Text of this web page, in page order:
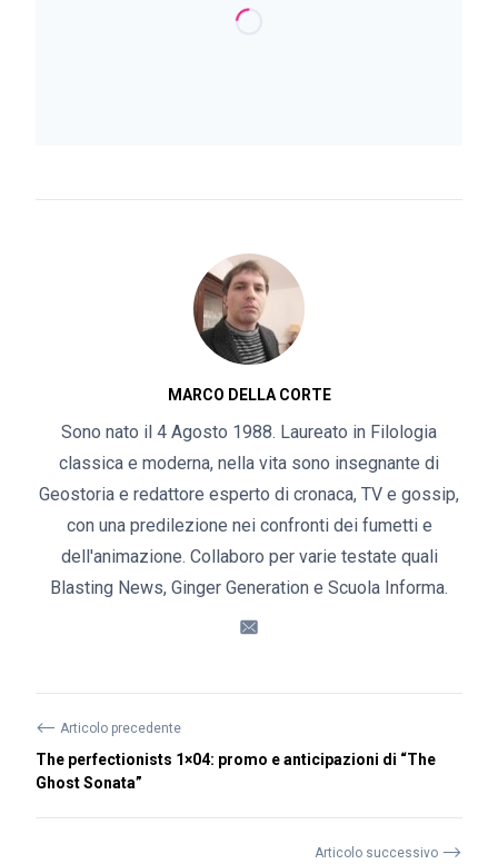
MARCO DELLA CORTE
Sono nato il 4 Agosto 1988. Laureato in Filologia
classica e moderna, nella vita sono insegnante di
Geostoria e redattore esperto di cronaca, TV e gossip,
con una predilezione nei confronti dei fumetti e
dell'animazione. Collaboro per varie testate quali
Blasting News, Ginger Generation e Scuola Informa.
⟵ Articolo precedente
The perfectionists 1×04: promo e anticipazioni di “The
Ghost Sonata”
Articolo successivo ⟶